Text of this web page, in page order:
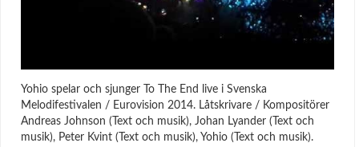
Yohio spelar och sjunger To The End live i Svenska
Melodifestivalen / Eurovision 2014. Låtskrivare / Kompositörer
Andreas Johnson (Text och musik), Johan Lyander (Text och
musik), Peter Kvint (Text och musik), Yohio (Text och musik).